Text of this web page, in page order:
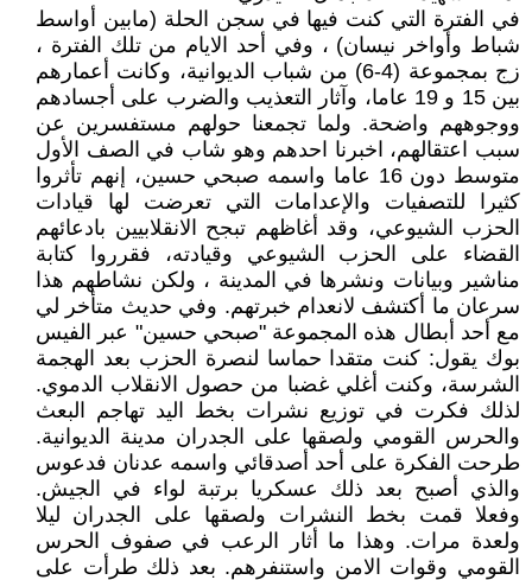
في الفترة التي كنت فيها في سجن الحلة (مابين أواسط
شباط وأواخر نيسان) ، وفي أحد الايام من تلك الفترة ،
زج بمجموعة (4-6) من شباب الديوانية، وكانت أعمارهم
بين 15 و 19 عاما، وآثار التعذيب والضرب على أجسادهم
ووجوههم واضحة. ولما تجمعنا حولهم مستفسرين عن
سبب اعتقالهم، اخبرنا احدهم وهو شاب في الصف الأول
متوسط دون 16 عاما واسمه صبحي حسين، إنهم تأثروا
كثيرا للتصفيات والإعدامات التي تعرضت لها قيادات
الحزب الشيوعي، وقد أغاظهم تبجح الانقلابيين بادعائهم
القضاء على الحزب الشيوعي وقيادته، فقرروا كتابة
مناشير وبيانات ونشرها في المدينة ، ولكن نشاطهم هذا
سرعان ما أكتشف لانعدام خبرتهم. وفي حديث متأخر لي
مع أحد أبطال هذه المجموعة "صبحي حسين" عبر الفيس
بوك يقول: كنت متقدا حماسا لنصرة الحزب بعد الهجمة
الشرسة، وكنت أغلي غضبا من حصول الانقلاب الدموي.
لذلك فكرت في توزيع نشرات بخط اليد تهاجم البعث
والحرس القومي ولصقها على الجدران مدينة الديوانية.
طرحت الفكرة على أحد أصدقائي واسمه عدنان فدعوس
والذي أصبح بعد ذلك عسكريا برتبة لواء في الجيش.
وفعلا قمت بخط النشرات ولصقها على الجدران ليلا
ولعدة مرات. وهذا ما أثار الرعب في صفوف الحرس
القومي وقوات الامن واستنفرهم. بعد ذلك طرأت على